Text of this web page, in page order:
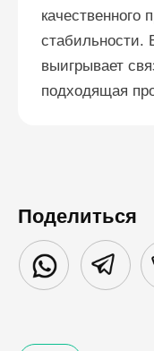
качественного
стабильности.
выигрывает
подходящая
Поделиться